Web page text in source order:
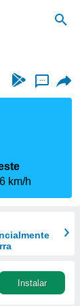
...
km/h
Instalar